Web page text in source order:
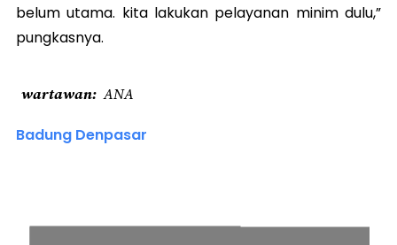
belum utama. kita lakukan pelayanan minim dulu,”
pungkasnya.
wartawan ANA
Badung Denpasar